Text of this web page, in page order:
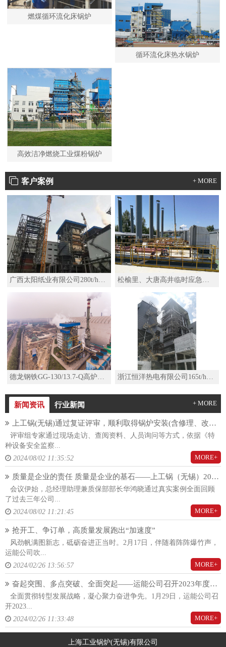
燃煤循环流化床锅炉
循环流化床热水锅炉
高效洁净燃烧工业煤粉锅炉
客户案例 + MORE
广西太阳纸业有限公司280t/h高温高压锅炉 松榆里、大唐高井临时应急热源项目移动热源机组SZS29-2.5/110/50-Q水管D型燃气锅炉
德龙钢铁GG-130/13.7-Q高炉煤气锅炉 浙江恒洋热电有限公司165t/h高温高压锅炉及其配套系统改造项目
新闻资讯 行业新闻 + MORE
上工锅(无锡)通过复证评审，顺利取得锅炉安装(含修理、改造)(A)许可证！
评审组专家通过现场走访、查阅资料、人员询问等方式，依据《特
种设备安全监察...
2024/08/02 11:35:52
MORE+
质量是企业的责任 质量是企业的基石——上工锅（无锡）2024年度质量大会隆重召开
会议伊始，总经理助理兼质保部部长华鸿晓通过真实案例全面回顾
了过去三年公司...
2024/08/02 11:21:45
MORE+
抢开工、争订单，高质量发展跑出“加速度”
风劲帆满图新志，砥砺奋进正当时。2月17日，伴随着阵阵爆竹声，
运能公司吹...
2024/02/26 13:56:57
MORE+
奋起突围、多点突破、全面突起——运能公司召开2023年度总结暨2024年度工作动员大会
全面贯彻转型发展战略，凝心聚力奋进争先。1月29日，运能公司召
开2023...
2024/02/26 11:33:48
MORE+
上海工业锅炉(无锡)有限公司